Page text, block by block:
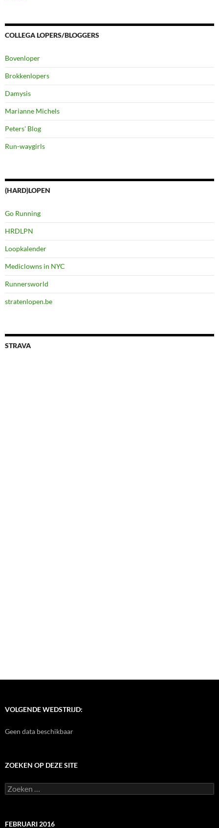
COLLEGA LOPERS/BLOGGERS
Bovenloper
Brokkenlopers
Damysis
Marianne Michels
Peters' Blog
Run-waygirls
(HARD)LOPEN
Go Running
HRDLPN
Loopkalender
Mediclowns in NYC
Runnersworld
stratenlopen.be
STRAVA
VOLGENDE WEDSTRIJD:
Geen data beschikbaar
ZOEKEN OP DEZE SITE
Zoeken
naar:
FEBRUARI 2016